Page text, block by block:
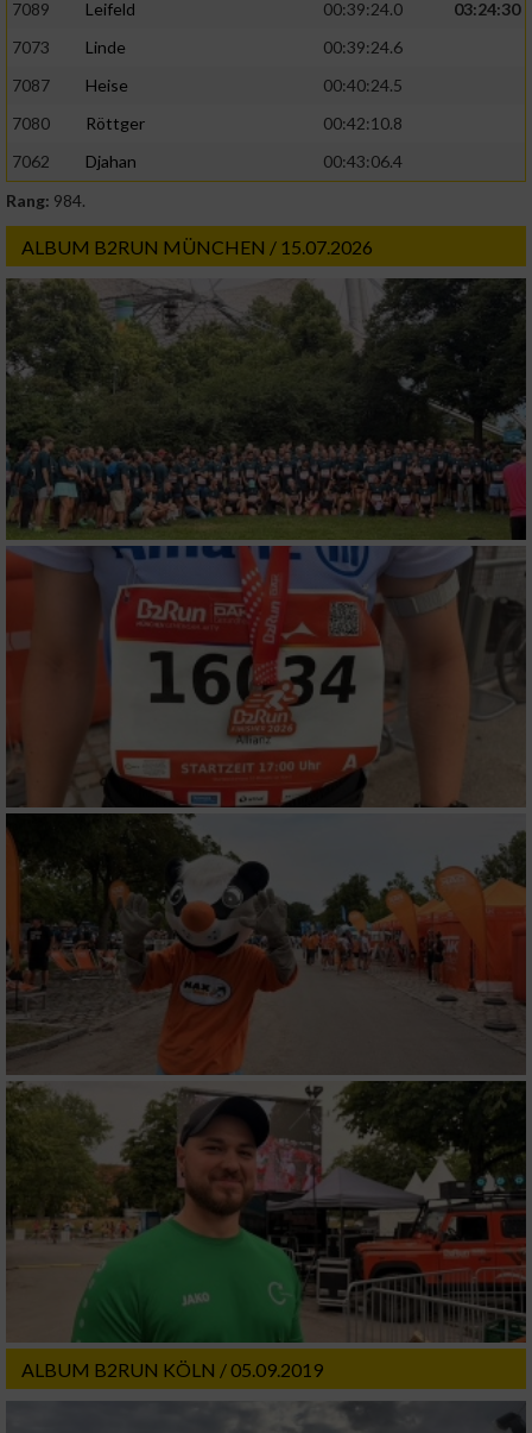
7089 Leifeld 00:39:24.0
03:24:30
7073
Linde
00:39:24.6
7087
Heise
00:40:24.5
7080
Röttger
00:42:10.8
7062
Djahan
00:43:06.4
Rang: 984.
ALBUM B2RUN MÜNCHEN / 15.07.2026
ALBUM B2RUN KÖLN / 05.09.2019